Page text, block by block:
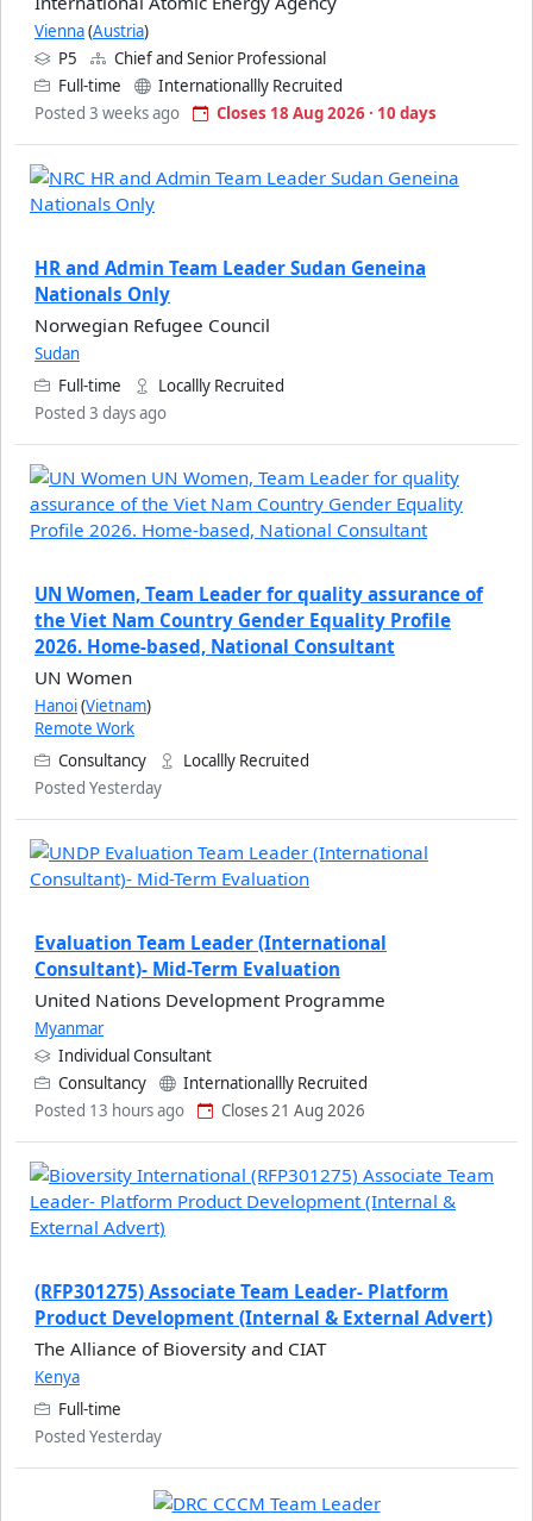
Vienna(Austria)
P5
Chief and Senior Professional
Full-time
Internationallly Recruited
Posted 3 weeks ago
Closes 18 Aug 2026 · 10 days
HR and Admin Team Leader Sudan Geneina
Nationals Only
Norwegian Refugee Council
Sudan
Full-time
Locallly Recruited
Posted 3 days ago
UN Women, Team Leader for quality assurance of
the Viet Nam Country Gender Equality Profile
2026. Home-based, National Consultant
UN Women
Hanoi(Vietnam)
Remote Work
Consultancy
Locallly Recruited
Posted Yesterday
Evaluation Team Leader (International
Consultant)- Mid-Term Evaluation
United Nations Development Programme
Myanmar
Individual Consultant
Consultancy
Internationallly Recruited
Posted 13 hours ago
Closes 21 Aug 2026
(RFP301275) Associate Team Leader- Platform
Product Development (Internal & External Advert)
The Alliance of Bioversity and CIAT
Kenya
Full-time
Posted Yesterday